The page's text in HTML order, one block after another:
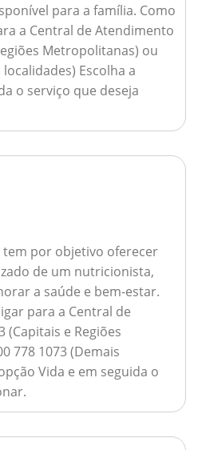
para a família. Como
a Central de Atendimento
Metropolitanas) ou
Escolha a
o serviço que deseja
por objetivo oferecer
de um nutricionista,
a saúde e bem-estar.
para a Central de
(Capitais e Regiões
778 1073 (Demais
Vida e em seguida o